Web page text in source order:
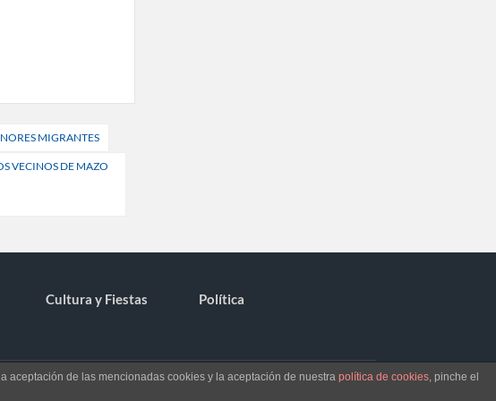
MIGRANTES
VECINOS DE MAZO
Cultura y Fiestas
Política
aceptación de las mencionadas cookies y la aceptación de nuestra política de cookies, pinche el